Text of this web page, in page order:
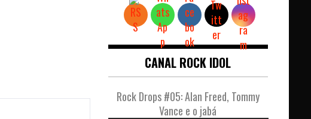
CANAL ROCK IDOL
Rock Drops #05: Alan Freed, Tommy
Vance e o jabá